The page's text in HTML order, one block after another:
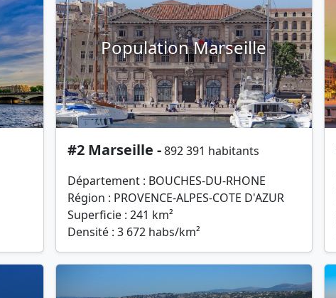
Population Marseille
#2 Marseille -892 391 habitants
Département : BOUCHES-DU-RHONE
Région : PROVENCE-ALPES-COTE D'AZUR
Superficie : 241 km²
Densité : 3 672 habs/km²